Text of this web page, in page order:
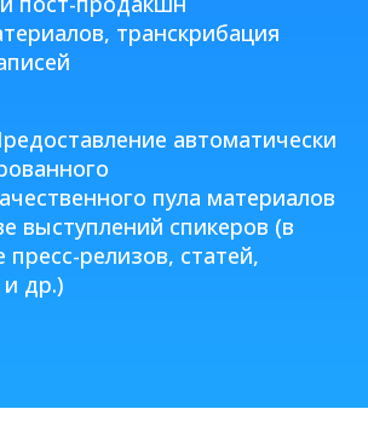
транскрибация
автоматически
пула материалов
выступлений спикеров (в
релизов, статей,
др.)